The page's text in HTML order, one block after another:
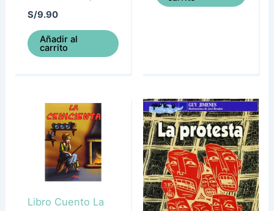
S/9.90
Añadir al
carrito
Libro Cuento La